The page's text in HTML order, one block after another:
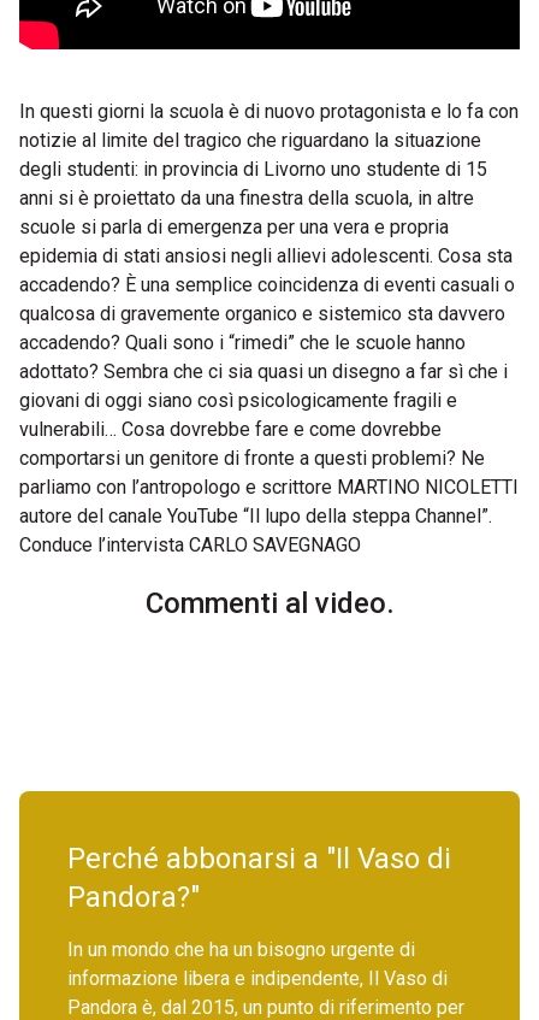
In questi giorni la scuola è di nuovo protagonista e lo fa con
notizie al limite del tragico che riguardano la situazione
degli studenti: in provincia di Livorno uno studente di 15
anni si è proiettato da una finestra della scuola, in altre
scuole si parla di emergenza per una vera e propria
epidemia di stati ansiosi negli allievi adolescenti. Cosa sta
accadendo? È una semplice coincidenza di eventi casuali o
qualcosa di gravemente organico e sistemico sta davvero
accadendo? Quali sono i “rimedi” che le scuole hanno
adottato? Sembra che ci sia quasi un disegno a far sì che i
giovani di oggi siano così psicologicamente fragili e
vulnerabili… Cosa dovrebbe fare e come dovrebbe
comportarsi un genitore di fronte a questi problemi? Ne
parliamo con l’antropologo e scrittore MARTINO NICOLETTI
autore del canale YouTube “Il lupo della steppa Channel”.
Conduce l’intervista CARLO SAVEGNAGO
Commenti al video.
Perché abbonarsi a "Il Vaso di
Pandora?"
In un mondo che ha un bisogno urgente di
informazione libera e indipendente, Il Vaso di
Pandora è, dal 2015, un punto di riferimento per